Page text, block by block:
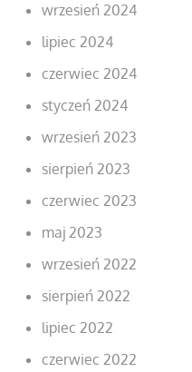
wrzesień 2024
lipiec 2024
czerwiec 2024
styczeń 2024
wrzesień 2023
sierpień 2023
czerwiec 2023
maj 2023
wrzesień 2022
sierpień 2022
lipiec 2022
czerwiec 2022